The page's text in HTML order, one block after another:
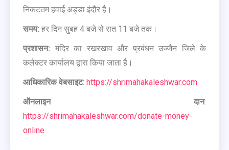
निकटतम हवाई अड्डा इंदौर है।
समय: हर दिन सुबह 4 बजे से रात 11 बजे तक।
प्रशासन: मंदिर का रखरखाव और प्रबंधन उज्जैन जिले के
कलेक्टर कार्यालय द्वारा किया जाता है।
आधिकारिक वेबसाइट: https://shrimahakaleshwar.com
ऑनलाइन दान:
https://shrimahakaleshwar.com/donate-money-
online